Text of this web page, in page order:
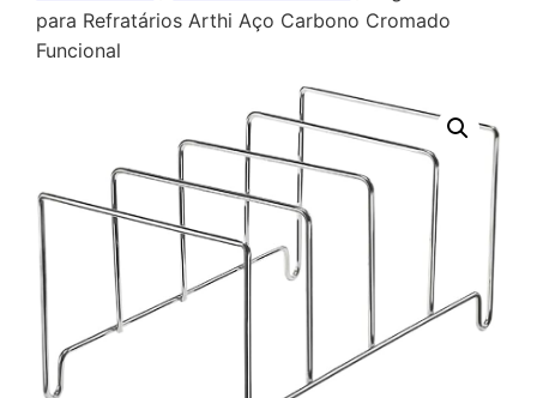
para Refratários Arthi Aço Carbono Cromado
Funcional